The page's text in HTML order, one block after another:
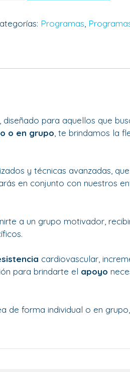
Programas
, diseñado para aquellos que
o en grupo , te brindamos la
y técnicas avanzadas,
en conjunto con nuestros
a un grupo motivador,
cardiovascular,
para brindarte el apoyo
de forma individual o en grupo,